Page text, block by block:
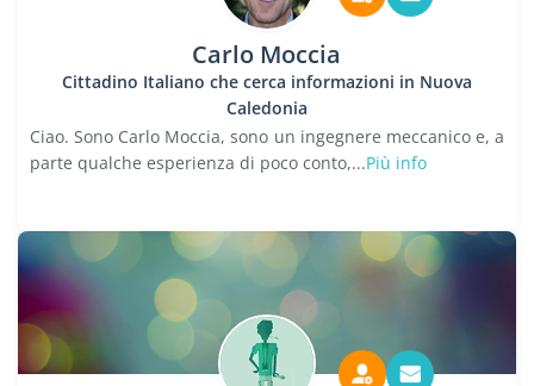
Carlo Moccia
Cittadino Italiano che cerca informazioni in Nuova
Caledonia
Ciao. Sono Carlo Moccia, sono un ingegnere meccanico e, a
parte qualche esperienza di poco conto,...Più info